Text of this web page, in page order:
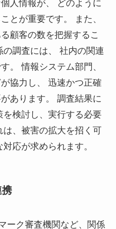
人情報が、 どのように
とが重要です。 また、
顧客の数を把握するこ
調査には、 社内の関連
。 情報システム部門、
協力し、 迅速かつ正確
あります。 調査結果に
検討し、実行する必要
、被害の拡大を招く可
応が求められます。
携
ーク審査機関など、関係